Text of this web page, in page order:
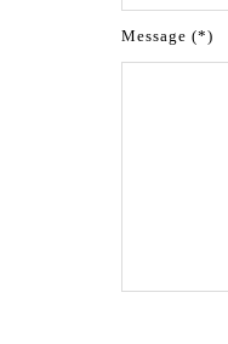
Message (*)